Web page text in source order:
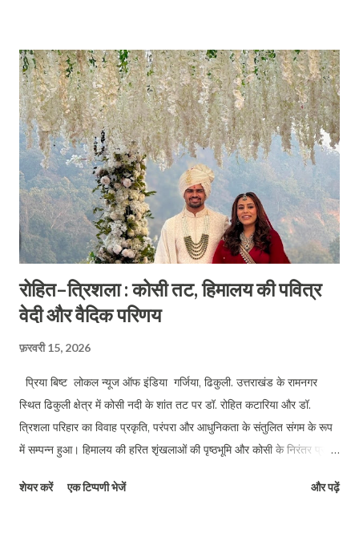
ओबीसी 84868, एससी 24308 और एसटी के 270 अभ्यर्थी पास हैं। 69000
शिक्षक भर्ती रिजल्ट : 69000 भर्ती परीक्षा का परिणाम जारी, बुधवार से देख सकेंगे
रिजल्ट कोर्स के अनुसार बात की जाए तो डीएलएड (बीटीसी) करने वाले 38610,
शिक्षामित्र 8018, बीएड 97368 और अन्य पाठ्यक्रम करने वाले 2064 अभ्यर्थी
सफल हैं। परीक्षा में सम्मिलित अभ्यर्थी अपना परिणाम बु...
रोहित–त्रिशला : कोसी तट, हिमालय की पवित्र
वेदी और वैदिक परिणय
फ़रवरी 15, 2026
प्रिया बिष्ट लोकल न्यूज ऑफ इंडिया गर्जिया, ढिकुली. उत्तराखंड के रामनगर
स्थित ढिकुली क्षेत्र में कोसी नदी के शांत तट पर डॉ. रोहित कटारिया और डॉ.
त्रिशला परिहार का विवाह प्रकृति, परंपरा और आधुनिकता के संतुलित संगम के रूप
में सम्पन्न हुआ। हिमालय की हरित शृंखलाओं की पृष्ठभूमि और कोसी के निरंतर प्रवाह
के कारण विशेष रहा। डॉ. त्रिशला परिहार स्वर्गीय श्रीमती पी.के. देवी एवं श्री
शेयर करें एक टिप्पणी भेजें और पढ़ें